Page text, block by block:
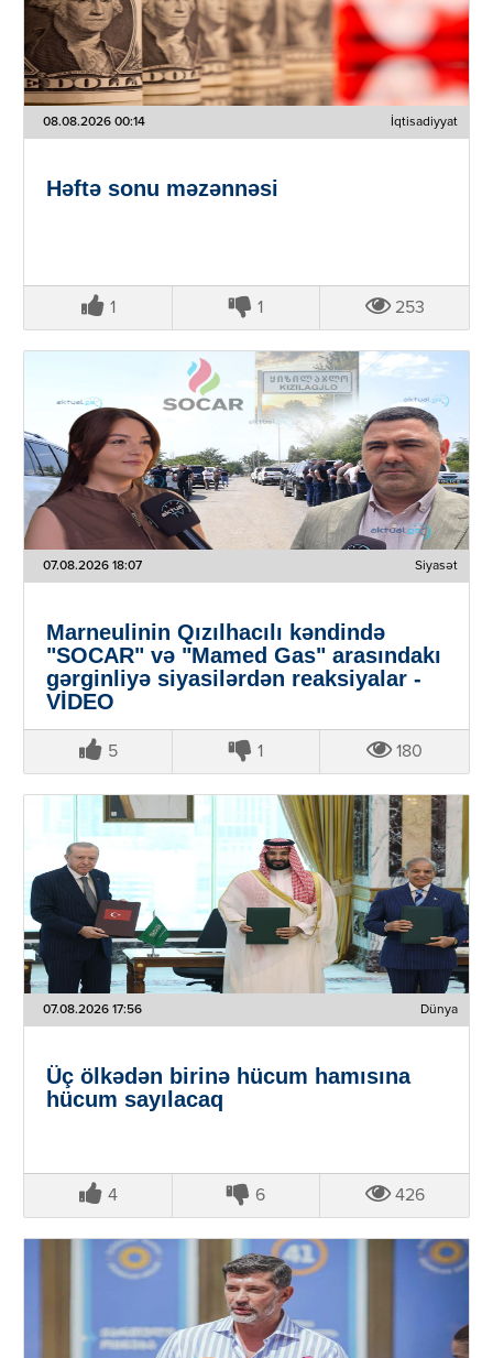
08.08.2026 00:14 İqtisadiyyat
Həftə sonu məzənnəsi
1 1 253
07.08.2026 18:07 Siyasət
Marneulinin Qızılhacılı kəndində
"SOCAR" və "Mamed Gas" arasındakı
gərginliyə siyasilərdən reaksiyalar -
VİDEO
5 1 180
07.08.2026 17:56 Dünya
Üç ölkədən birinə hücum hamısına
hücum sayılacaq
4 6 426